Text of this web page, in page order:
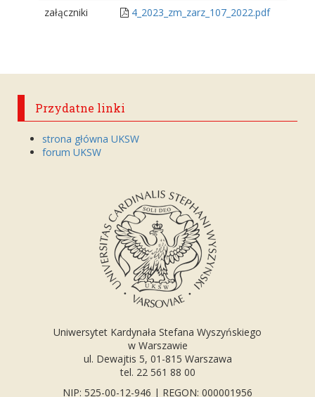
załączniki 4_2023_zm_zarz_107_2022.pdf
Przydatne linki
strona główna UKSW
forum UKSW
Uniwersytet Kardynała Stefana Wyszyńskiego
w Warszawie
ul. Dewajtis 5, 01-815 Warszawa
tel. 22 561 88 00
NIP: 525-00-12-946 | REGON: 000001956